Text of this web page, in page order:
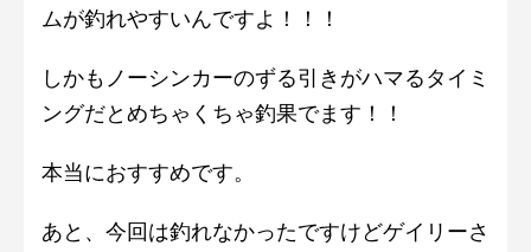
ムが釣れやすいんですよ！！！
しかもノーシンカーのずる引きがハマるタイミ
ングだとめちゃくちゃ釣果でます！！
本当におすすめです。
あと、今回は釣れなかったですけどゲイリーさ